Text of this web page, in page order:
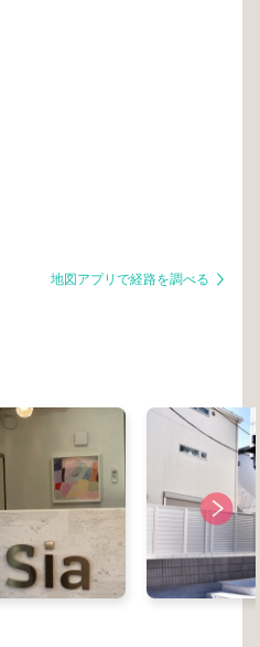
地図アプリで経路を調べる